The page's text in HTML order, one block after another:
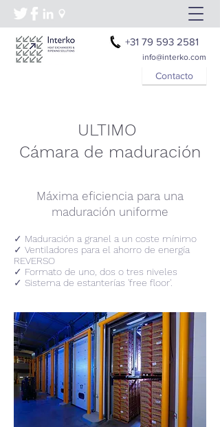
info@interko.com
+31 79 593 2581
Contacto
ULTIMO
Cámara de maduración
Máxima eficiencia para una
maduración uniforme
✓ Maduración a granel a un coste mínimo
✓ Ventiladores para el ahorro de energía
REVERSO
✓ Formato de uno, dos o tres niveles
✓ Sistema de estanterías 'free floor'.